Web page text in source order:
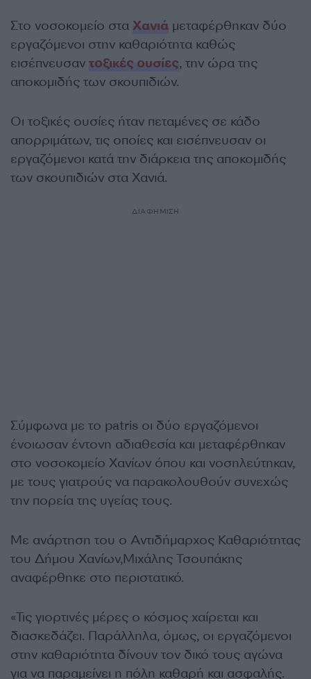
Στο νοσοκομείο στα Χανιά μεταφέρθηκαν δύο
εργαζόμενοι στην καθαριότητα καθώς
εισέπνευσαν τοξικές ουσίες, την ώρα της
αποκομιδής των σκουπιδιών.
Οι τοξικές ουσίες ήταν πεταμένες σε κάδο
απορριμάτων, τις οποίες και εισέπνευσαν οι
εργαζόμενοι κατά την διάρκεια της αποκομιδής
των σκουπιδιών στα Χανιά.
ΔΙΑΦΗΜΙΣΗ
Σύμφωνα με το patris οι δύο εργαζόμενοι
ένοιωσαν έντονη αδιαθεσία και μεταφέρθηκαν
στο νοσοκομείο Χανίων όπου και νοσηλεύτηκαν,
με τους γιατρούς να παρακολουθούν συνεχώς
την πορεία της υγείας τους.
Με ανάρτηση του ο Αντιδήμαρχος Καθαριότητας
του Δήμου Χανίων,Μιχάλης Τσουπάκης
αναφέρθηκε στο περιστατικό.
«Τις γιορτινές μέρες ο κόσμος χαίρεται και
διασκεδάζει. Παράλληλα, όμως, οι εργαζόμενοι
στην καθαριότητα δίνουν τον δικό τους αγώνα
για να παραμείνει η πόλη καθαρή και ασφαλής.